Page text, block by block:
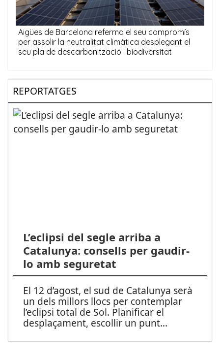
REPORTATGES
L’eclipsi del segle arriba a
Catalunya: consells per gaudir-
lo amb seguretat
El 12 d’agost, el sud de Catalunya serà
un dels millors llocs per contemplar
l’eclipsi total de Sol. Planificar el
desplaçament, escollir un punt...